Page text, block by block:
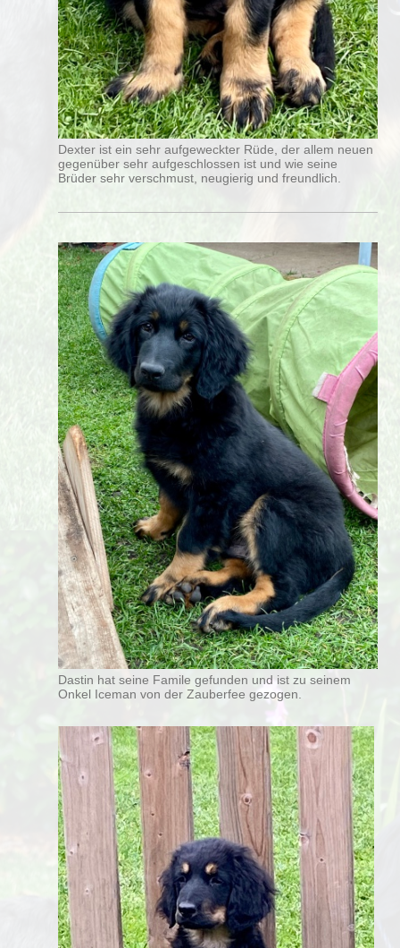
Dexter ist ein sehr aufgeweckter Rüde, der allem neuen
gegenüber sehr aufgeschlossen ist und wie seine
Brüder sehr verschmust, neugierig und freundlich.
Dastin hat seine Famile gefunden und ist zu seinem
Onkel Iceman von der Zauberfee gezogen.